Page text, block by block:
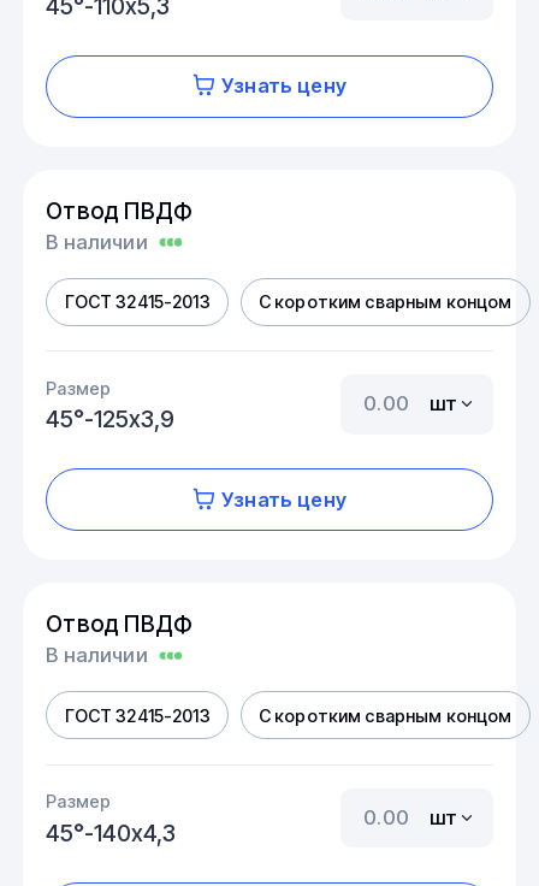
Узнать цену
Отвод ПВДФ
В наличии
ГОСТ 32415-2013 С коротким сварным концом
Размер
45°-125х3,9
шт
Узнать цену
Отвод ПВДФ
В наличии
ГОСТ 32415-2013 С коротким сварным концом
Размер
45°-140х4,3
шт